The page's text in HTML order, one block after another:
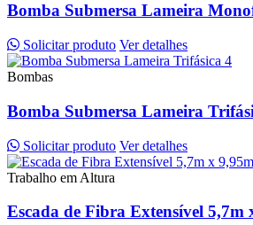
Bomba Submersa Lameira
Solicitar produto Ver detalhes
Bombas
Bomba Submersa Lameira
Solicitar produto Ver detalhes
Trabalho em Altura
Escada de Fibra Extensível 5,7m